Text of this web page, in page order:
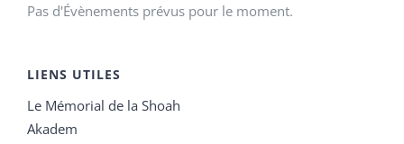
Pas d'Évènements prévus pour le moment.
LIENS UTILES
Le Mémorial de la Shoah
Akadem